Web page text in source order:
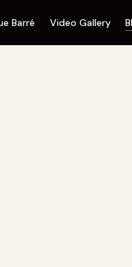
Barré Video Gallery